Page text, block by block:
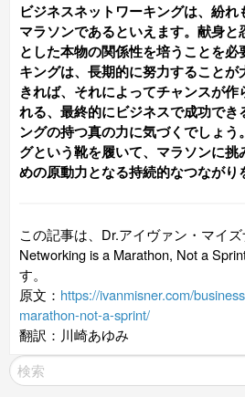
ビジネスネットワーキングは、紛れ
マラソンであるといえます。献身
とした本物の関係性を培うことを
キングは、長期的に努力すること
きれば、それによってチャンスが
れる、最終的にビジネスで成功でき
ングの持つ真の力に気づくでしょ
グという靴を履いて、マラソンに
めの原動力となる持続的なつながり
この記事は、Dr.アイヴァン・マイ
Networking is a Marathon, Not a
す。
原文： https://ivanmisner.com/
marathon-not-a-sprint/
翻訳：川崎あゆみ